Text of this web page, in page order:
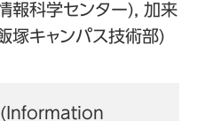
報科学センター), 加来
塚キャンパス技術部)